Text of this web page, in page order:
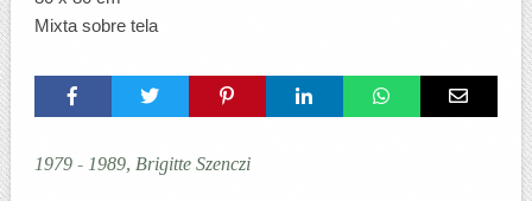
Mixta sobre tela
1979 - 1989, Brigitte Szenczi